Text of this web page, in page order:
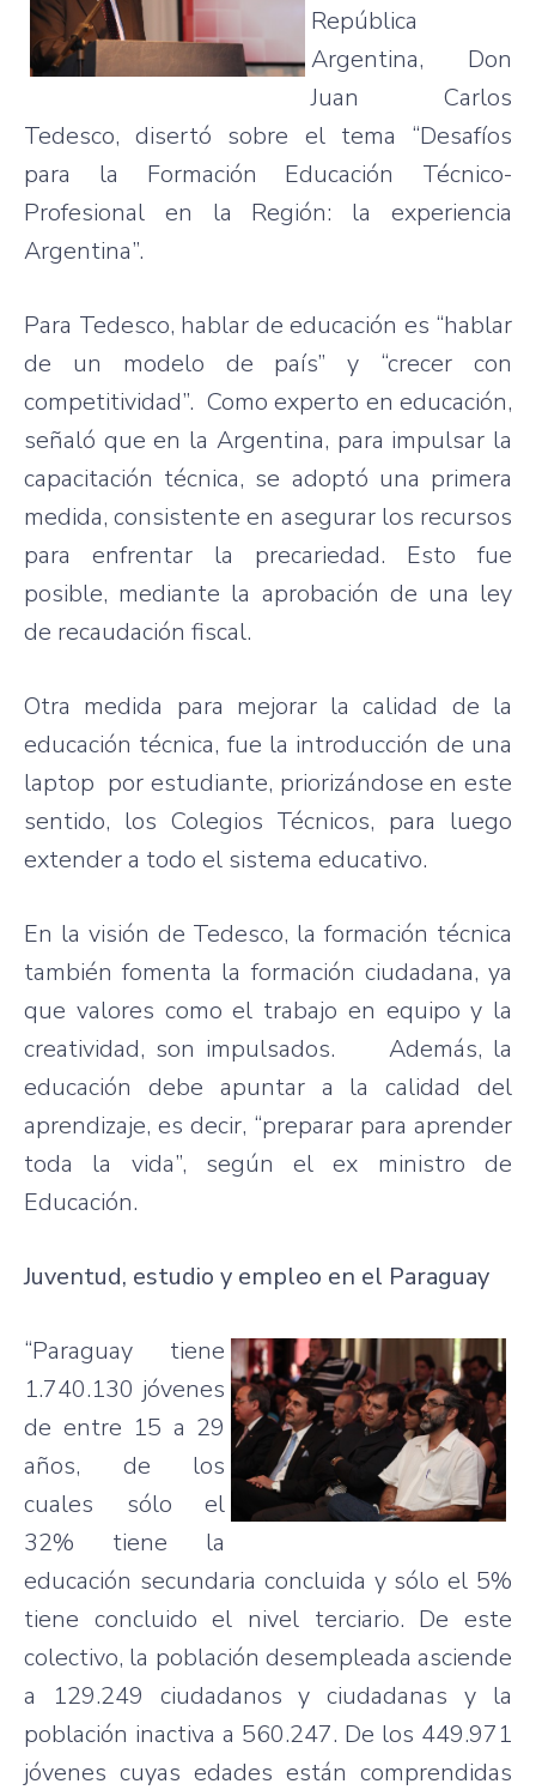
República
Argentina, Don
Juan Carlos
Tedesco, disertó sobre el tema “Desafíos
para la Formación Educación Técnico-
Profesional en la Región: la experiencia
Argentina”.
Para Tedesco, hablar de educación es “hablar
de un modelo de país” y “crecer con
competitividad”. Como experto en educación,
señaló que en la Argentina, para impulsar la
capacitación técnica, se adoptó una primera
medida, consistente en asegurar los recursos
para enfrentar la precariedad. Esto fue
posible, mediante la aprobación de una ley
de recaudación fiscal.
Otra medida para mejorar la calidad de la
educación técnica, fue la introducción de una
laptop por estudiante, priorizándose en este
sentido, los Colegios Técnicos, para luego
extender a todo el sistema educativo.
En la visión de Tedesco, la formación técnica
también fomenta la formación ciudadana, ya
que valores como el trabajo en equipo y la
creatividad, son impulsados. Además, la
educación debe apuntar a la calidad del
aprendizaje, es decir, “preparar para aprender
toda la vida”, según el ex ministro de
Educación.
Juventud, estudio y empleo en el Paraguay
“Paraguay tiene
1.740.130 jóvenes
de entre 15 a 29
años, de los
cuales sólo el
32% tiene la
educación secundaria concluida y sólo el 5%
tiene concluido el nivel terciario. De este
colectivo, la población desempleada asciende
a 129.249 ciudadanos y ciudadanas y la
población inactiva a 560.247. De los 449.971
jóvenes cuyas edades están comprendidas